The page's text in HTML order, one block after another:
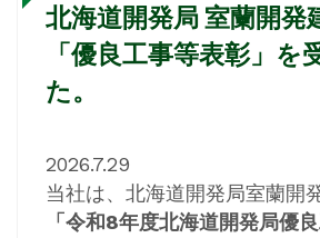
北海道開発局 室蘭開発
「優良工事等表彰」を
た。
2026.7.29
当社は、北海道開発局室蘭開
「令和8年度北海道開発局優